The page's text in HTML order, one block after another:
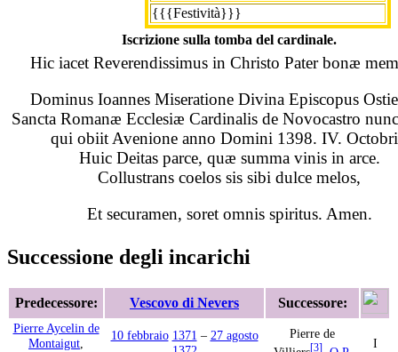
{{{Festività}}}
Iscrizione sulla tomba del cardinale.
Hic iacet Reverendissimus in Christo Pater bonæ
Dominus Ioannes Miseratione Divina Episcopus
Sancta Romanæ Ecclesiæ Cardinalis de Novocastro
qui obiit Avenione anno Domini 1398. IV.
Huic Deitas parce, quæ summa vinis in arce.
Collustrans coelos sis sibi dulce melos,
Et securamen, soret omnis spiritus. Amen.
Successione degli incarichi
Predecessore: Vescovo di Nevers Successore:
Pierre Aycelin de
Montaigut,
10 febbraio 1371 – 27 agosto
Pierre de
[3] I